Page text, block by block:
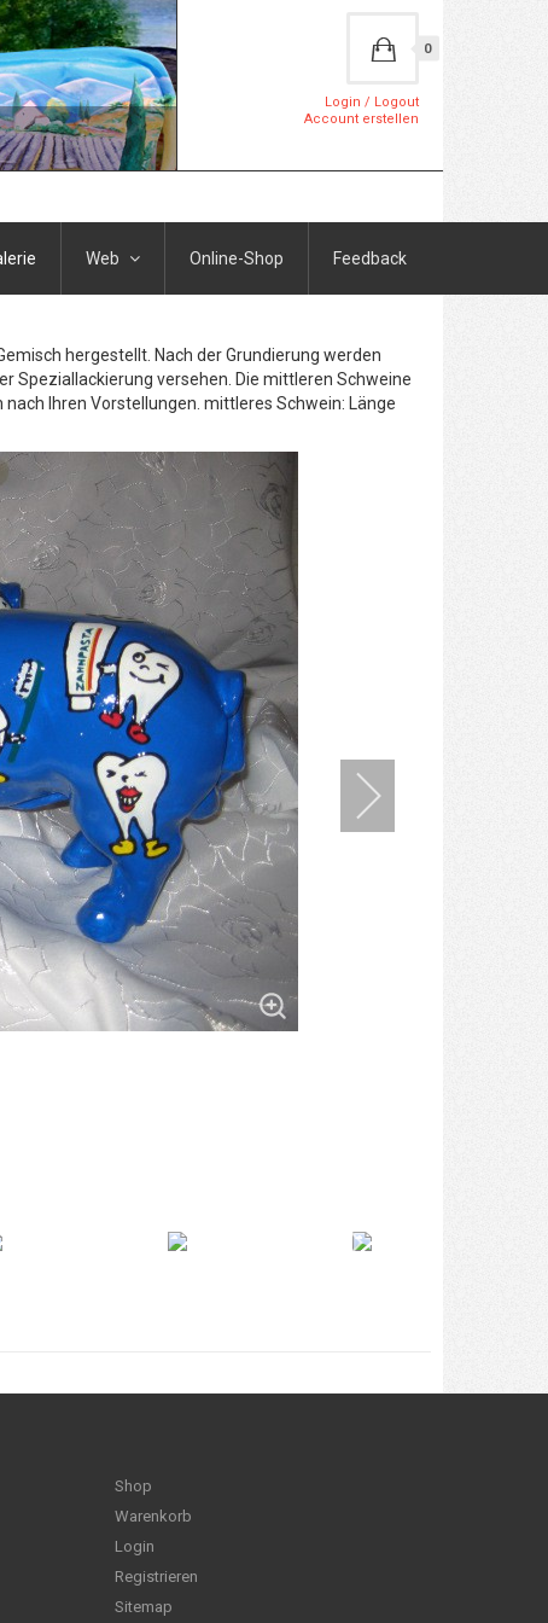
0
Login / Logout
Account erstellen
Web Online-Shop Feedback
hergestellt. Nach der Grundierung werden
Speziallackierung versehen. Die mittleren Schweine
Ihren Vorstellungen. mittleres Schwein: Länge
Shop
Warenkorb
Login
Registrieren
Sitemap